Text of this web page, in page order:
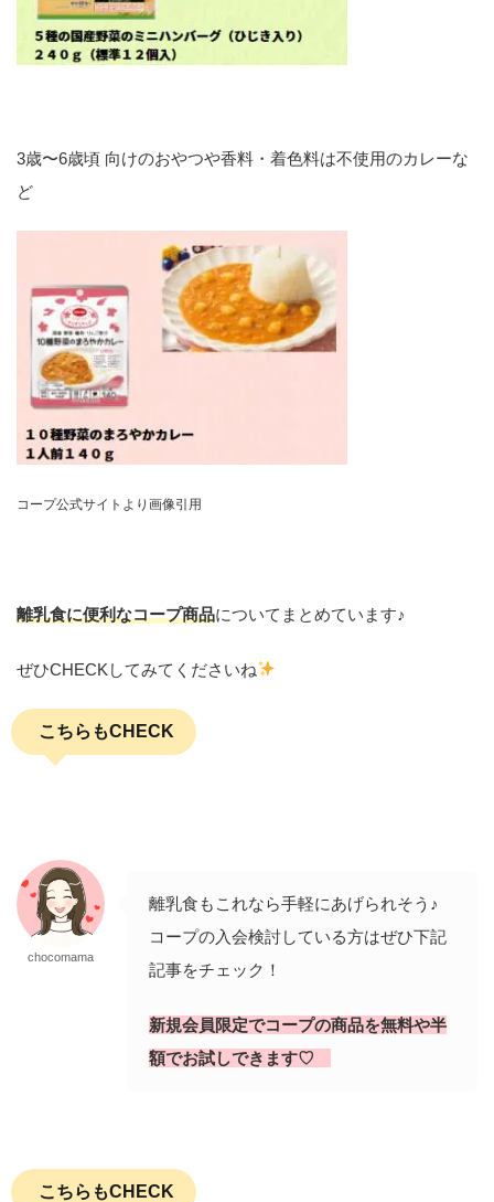
3歳〜6歳頃 向けのおやつや香料・着色料は不使用のカレーな
ど
コープ公式サイトより画像引用
離乳食に便利なコープ商品についてまとめています♪
ぜひCHECKしてみてくださいね
こちらもCHECK
chocomama
離乳食もこれなら手軽にあげられそう♪
コープの入会検討している方はぜひ下記
記事をチェック！
新規会員限定でコープの商品を無料や半
額でお試しできます♡
こちらもCHECK